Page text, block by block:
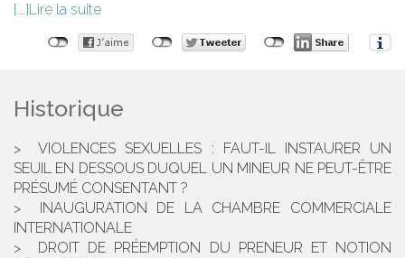
Lire la suite
Historique
VIOLENCES SEXUELLES : FAUT-IL INSTAURER UN
SEUIL EN DESSOUS DUQUEL UN MINEUR NE PEUT-ÊTRE
PRÉSUMÉ CONSENTANT ?
INAUGURATION DE LA CHAMBRE COMMERCIALE
INTERNATIONALE
DROIT DE PRÉEMPTION DU PRENEUR ET NOTION